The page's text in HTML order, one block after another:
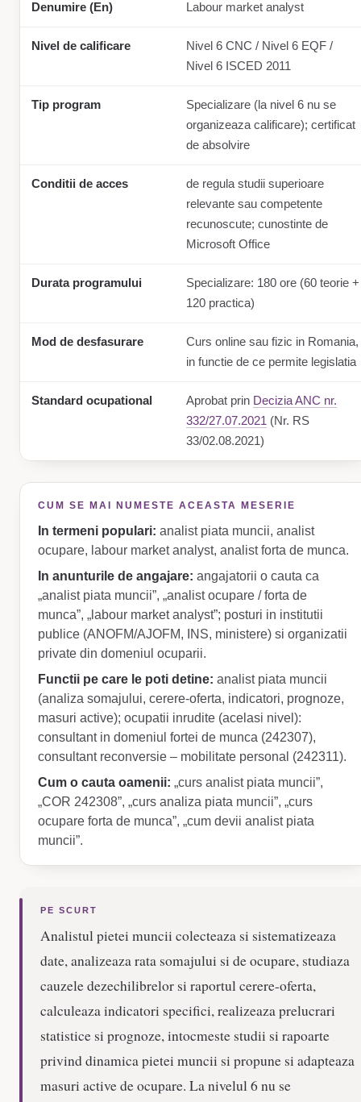
Denumire (En) Labour market analyst
Nivel de calificare
Nivel 6 CNC / Nivel 6 EQF /
Nivel 6 ISCED 2011
Tip program
Specializare (la nivel 6 nu se
organizeaza calificare); certificat
de absolvire
Conditii de acces
de regula studii superioare
relevante sau competente
recunoscute; cunostinte de
Microsoft Office
Durata programului
Specializare: 180 ore (60 teorie +
120 practica)
Mod de desfasurare
Curs online sau fizic in Romania,
in functie de ce permite legislatia
Standard ocupational Aprobat prin Decizia ANC nr.
332/27.07.2021 (Nr. RS
33/02.08.2021)
CUM SE MAI NUMESTE ACEASTA MESERIE
In termeni populari: analist piata muncii, analist
ocupare, labour market analyst, analist forta de munca.
In anunturile de angajare: angajatorii o cauta ca
„analist piata muncii”, „analist ocupare / forta de
munca”, „labour market analyst”; posturi in institutii
publice (ANOFM/AJOFM, INS, ministere) si organizatii
private din domeniul ocuparii.
Functii pe care le poti detine: analist piata muncii
(analiza somajului, cerere-oferta, indicatori, prognoze,
masuri active); ocupatii inrudite (acelasi nivel):
consultant in domeniul fortei de munca (242307),
consultant reconversie – mobilitate personal (242311).
Cum o cauta oamenii: „curs analist piata muncii”,
„COR 242308”, „curs analiza piata muncii”, „curs
ocupare forta de munca”, „cum devii analist piata
muncii”.
PE SCURT
Analistul pietei muncii colecteaza si sistematizeaza
date, analizeaza rata somajului si de ocupare, studiaza
cauzele dezechilibrelor si raportul cerere-oferta,
calculeaza indicatori specifici, realizeaza prelucrari
statistice si prognoze, intocmeste studii si rapoarte
privind dinamica pietei muncii si propune si adapteaza
masuri active de ocupare. La nivelul 6 nu se